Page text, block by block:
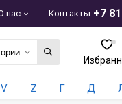
+7
нас Контакты
V Z Г Д